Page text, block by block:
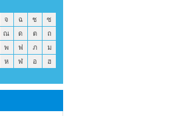
จ ฉ ช
ซ
ณ ด ต
ถ
พ ฟ ภ
ม
ห ฬ อ ฮ